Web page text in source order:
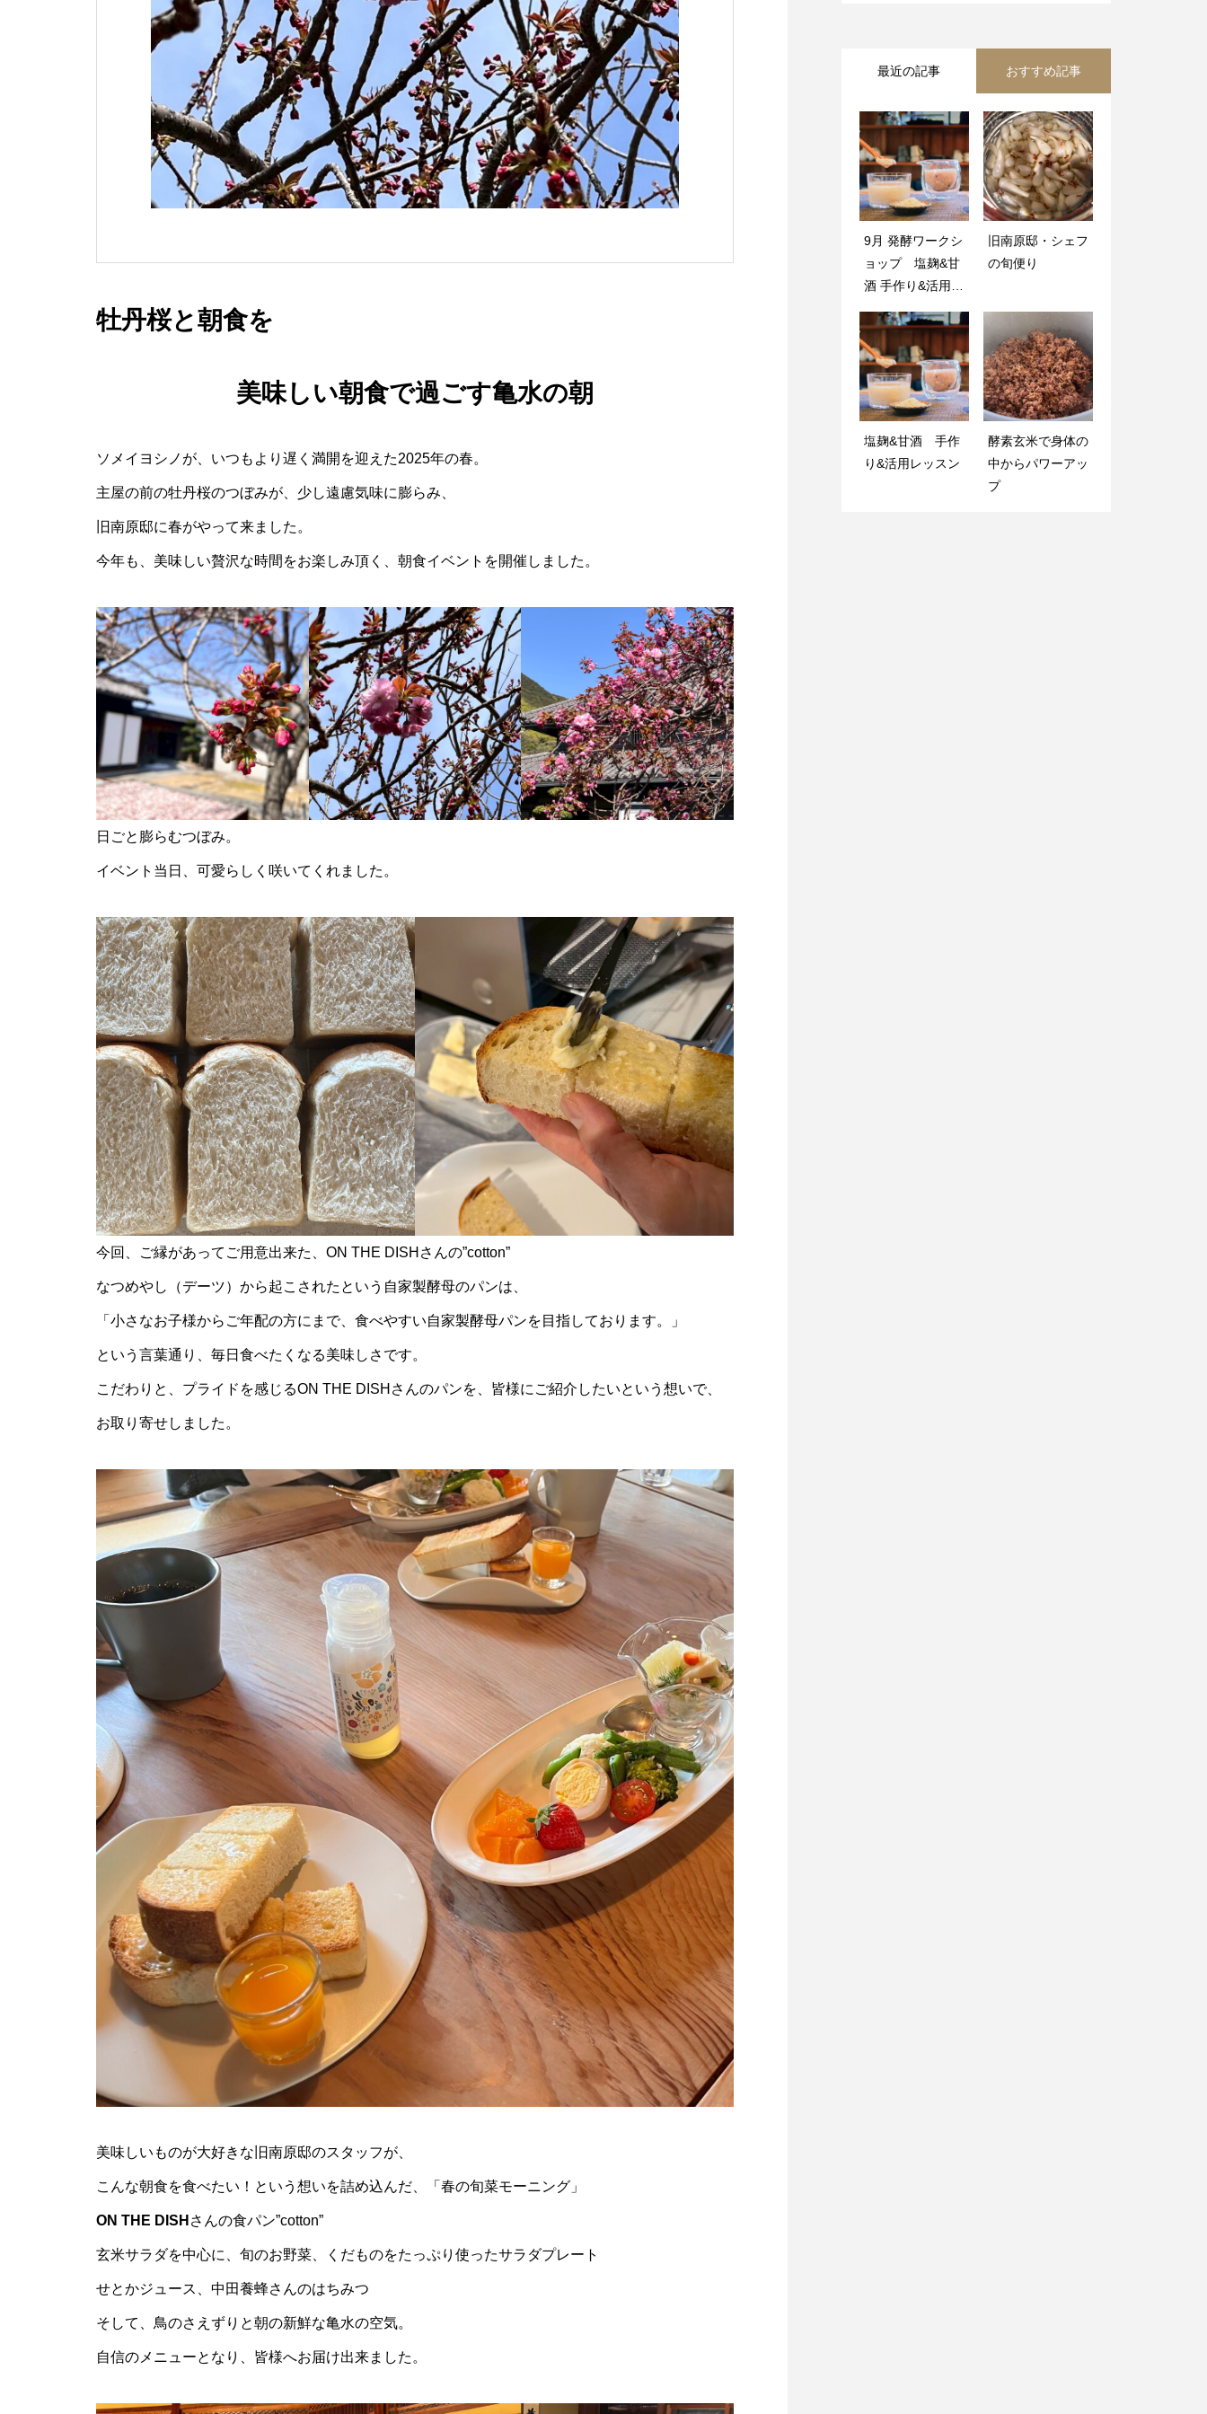
牡丹桜と朝食を
美味しい朝食で過ごす亀水の朝
ソメイヨシノが、いつもより遅く満開を迎えた2025年の春。
主屋の前の牡丹桜のつぼみが、少し遠慮気味に膨らみ、
旧南原邸に春がやって来ました。
今年も、美味しい贅沢な時間をお楽しみ頂く、朝食イベントを開催しました。
日ごと膨らむつぼみ。
イベント当日、可愛らしく咲いてくれました。
今回、ご縁があってご用意出来た、ON THE DISHさんの”cotton”
なつめやし（デーツ）から起こされたという自家製酵母のパンは、
「小さなお子様からご年配の方にまで、食べやすい自家製酵母パンを目指しております。」
という言葉通り、毎日食べたくなる美味しさです。
こだわりと、プライドを感じるON THE DISHさんのパンを、皆様にご紹介したいという想いで、
お取り寄せしました。
美味しいものが大好きな旧南原邸のスタッフが、
こんな朝食を食べたい！という想いを詰め込んだ、「春の旬菜モーニング」
ON THE DIS H さんの食パン”cotton”
玄米サラダを中心に、旬のお野菜、くだものをたっぷり使ったサラダプレート
せとかジュース、中田養蜂さんのはちみつ
そして、鳥のさえずりと朝の新鮮な亀水の空気。
自信のメニューとなり、皆様へお届け出来ました。
最近の記事 おすすめ記事
9月 発酵ワークシ
ョップ 塩麹&甘
酒 手作り&活用レ
旧南原邸・シェフ
の旬便り
塩麹&甘酒 手作
り&活用レッスン
酵素玄米で身体の
中からパワーアッ
プ
IKUNAS vol.23
飯南の桃｜さぬき
食の歳時記
とうもろこし収穫
祭 開催のお知ら
季節を創るワーク
ショップ第二弾
みどりのえがお®️
焙煎所ドリップ講
習会のお知らせ